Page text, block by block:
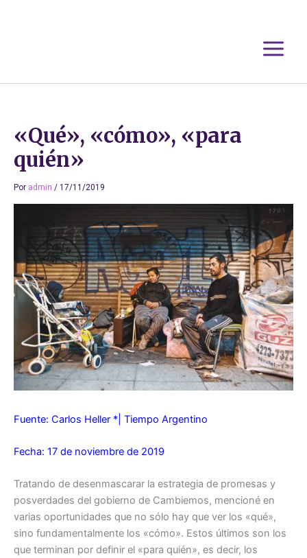
«Qué», «cómo», «para
quién»
Por admin / 17/11/2019
Fuente: Carlos Heller *| Tiempo Argentino
Fecha: 17 de noviembre de 2019
Tratando de desenmascarar la estrategia de promesas y
posverdades del gobierno de Cambiemos, mencioné en
varias oportunidades que no sólo hay que ver los «qué»,
sino fundamentalmente los «cómo». Estos últimos son los
que terminan por definir el «para quién», es decir, los